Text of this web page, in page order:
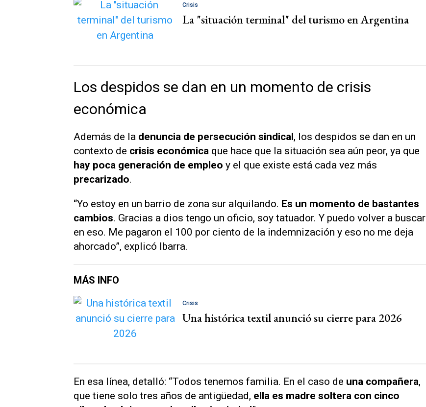
Crisis
La "situación terminal" del turismo en Argentina
Los despidos se dan en un momento de crisis
económica
Además de la denuncia de persecución sindical , los despidos se dan en un
contexto de crisis económica que hace que la situación sea aún peor, ya que
hay poca generación de empleo y el que existe está cada vez más
precarizado.
“Yo estoy en un barrio de zona sur alquilando. Es un momento de bastantes
cambios. Gracias a dios tengo un oficio, soy tatuador. Y puedo volver a buscar
en eso. Me pagaron el 100 por ciento de la indemnización y eso no me deja
ahorcado”, explicó Ibarra.
MÁS INFO
Crisis
Una histórica textil anunció su cierre para 2026
En esa línea, detalló: “Todos tenemos familia. En el caso de una compañera,
que tiene solo tres años de antigüedad, ella es madre soltera con cinco